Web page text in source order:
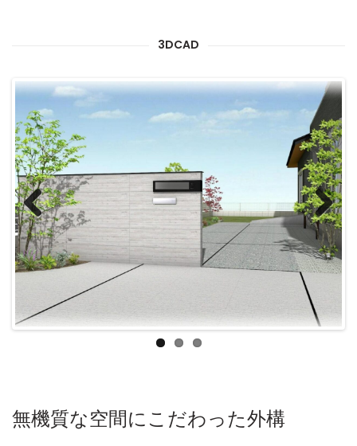
3DCAD
Previous Next
無機質な空間にこだわった外構